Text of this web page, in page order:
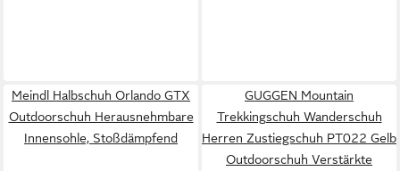
Meindl Halbschuh Orlando GTX
Outdoorschuh Herausnehmbare
Innensohle, Stoßdämpfend
GUGGEN Mountain
Trekkingschuh Wanderschuh
Herren Zustiegschuh PT022 Gelb
Outdoorschuh Verstärkte